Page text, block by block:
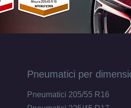
Pneumatici per
Pneumatici 205/55 R16